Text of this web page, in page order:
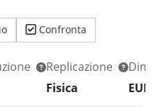
Confronta
Replicazione
Fisica